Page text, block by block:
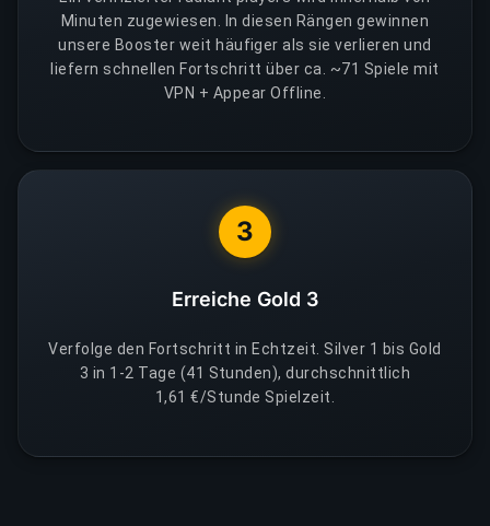
Minuten zugewiesen. In diesen Rängen gewinnen
unsere Booster weit häufiger als sie verlieren und
liefern schnellen Fortschritt über ca. ~71 Spiele mit
VPN + Appear Offline.
3
Erreiche Gold 3
Verfolge den Fortschritt in Echtzeit. Silver 1 bis Gold
3 in 1-2 Tage (41 Stunden), durchschnittlich
1,61 €/Stunde Spielzeit.